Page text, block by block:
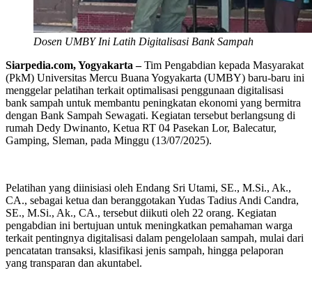
Dosen UMBY Ini Latih Digitalisasi Bank Sampah
Siarpedia.com, Yogyakarta –Tim Pengabdian kepada Masyarakat
(PkM) Universitas Mercu Buana Yogyakarta (UMBY) baru-baru ini
menggelar pelatihan terkait optimalisasi penggunaan digitalisasi
bank sampah untuk membantu peningkatan ekonomi yang bermitra
dengan Bank Sampah Sewagati. Kegiatan tersebut berlangsung di
rumah Dedy Dwinanto, Ketua RT 04 Pasekan Lor, Balecatur,
Gamping, Sleman, pada Minggu (13/07/2025).
Pelatihan yang diinisiasi oleh Endang Sri Utami, SE., M.Si., Ak.,
CA., sebagai ketua dan beranggotakan Yudas Tadius Andi Candra,
SE., M.Si., Ak., CA., tersebut diikuti oleh 22 orang. Kegiatan
pengabdian ini bertujuan untuk meningkatkan pemahaman warga
terkait pentingnya digitalisasi dalam pengelolaan sampah, mulai dari
pencatatan transaksi, klasifikasi jenis sampah, hingga pelaporan
yang transparan dan akuntabel.